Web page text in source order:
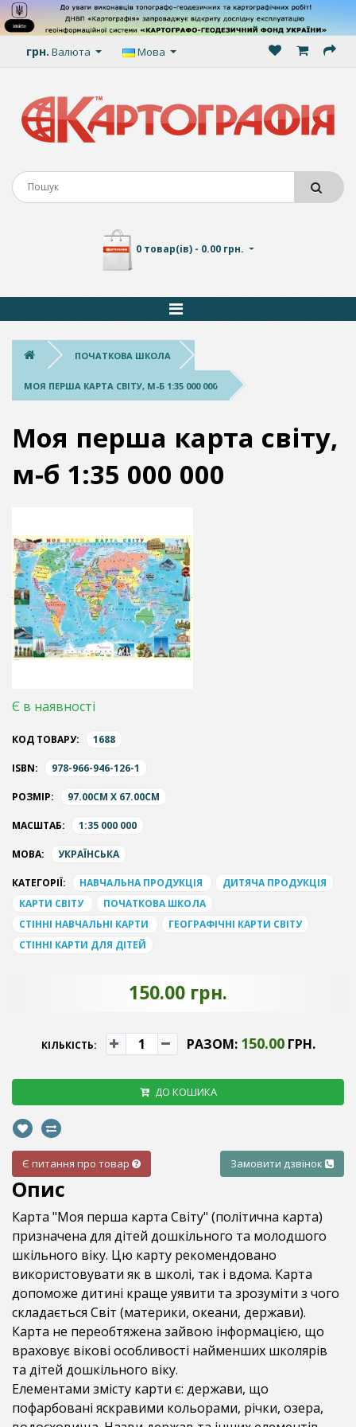
грн. Валюта Мова
0 товар(ів) - 0.00 грн.
ПОЧАТКОВА ШКОЛА
МОЯ ПЕРША КАРТА СВІТУ, М-Б 1:35 000 000
Моя перша карта світу,
м-б 1:35 000 000
Є в наявності
КОД ТОВАРУ: 1688
ISBN: 978-966-946-126-1
РОЗМІР: 97.00CM X 67.00CM
МАСШТАБ: 1:35 000 000
МОВА: УКРАЇНСЬКА
КАТЕГОРІЇ: НАВЧАЛЬНА ПРОДУКЦІЯ
ДИТЯЧА ПРОДУКЦІЯ
КАРТИ СВІТУ
ПОЧАТКОВА ШКОЛА
СТІННІ НАВЧАЛЬНІ КАРТИ
ГЕОГРАФІЧНІ КАРТИ СВІТУ
СТІННІ КАРТИ ДЛЯ ДІТЕЙ
150.00 грн.
КІЛЬКІСТЬ: РАЗОМ: 150.00ГРН.
ДО КОШИКА
Є питання про товар Замовити дзвінок
Опис
Карта "Моя перша карта Світу" (політична карта)
призначена для дітей дошкільного та молодшого
шкільного віку. Цю карту рекомендовано
використовувати як в школі, так і вдома. Карта
допоможе дитині краще уявити та зрозуміти з чого
складається Світ (материки, океани, держави).
Карта не переобтяжена зайвою інформацією, що
враховує вікові особливості найменших школярів
та дітей дошкільного віку.
Елементами змісту карти є: держави, що
пофарбовані яскравими кольорами, річки, озера,